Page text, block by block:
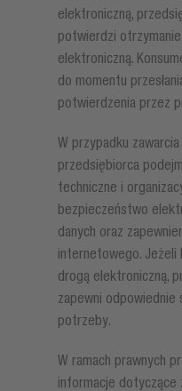
elektroniczną,
potwierdzi
elektroniczną.
do momentu
potwierdzenia przez
W przypadku
przedsiębiorca
techniczne i
bezpieczeństwo
danych oraz
internetowego. Jeżeli
drogą elektroniczną,
zapewni
potrzeby.
W ramach prawnych
informacje dotyczące